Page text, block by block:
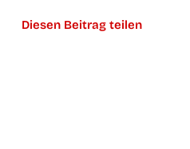
Die­sen Bei­trag teilen